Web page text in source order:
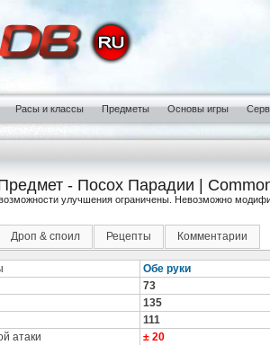
Расы и классы Предметы Основы игры
- Посох Парадии |
улучшения ограничены. Невозможно
Дроп & споил Рецепты Комментарии
Обе руки
73
135
111
атаки
± 20